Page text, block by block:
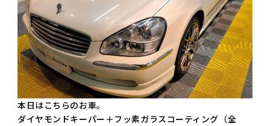
本日はこちらのお車。
ダイヤモンドキーパー＋フッ素ガラスコーティング（全